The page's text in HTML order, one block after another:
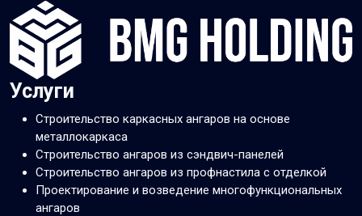
Услуги
Строительство каркасных ангаров на основе
металлокаркаса
Строительство ангаров из сэндвич-панелей
Строительство ангаров из профнастила с отделкой
Проектирование и возведение многофункциональных
ангаров